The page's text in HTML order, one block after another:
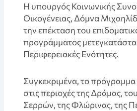
Η υπουργός Κοινωνικής
Οικογένειας, Δόμνα
την επέκταση του
προγράμματος
Περιφερειακές Ενότητες.
Συγκεκριμένα, το πρόγραμμα
στις περιοχές της Δράμας,
Σερρών, της Φλώρινας, της